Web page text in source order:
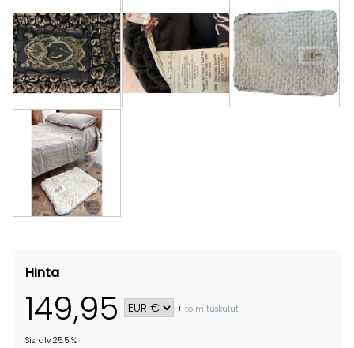
Hinta
149,95 +toimituskulut
Sis. alv 25.5 %